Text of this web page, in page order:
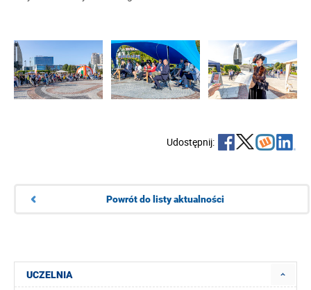
Udostępnij:
Powrót do listy aktualności
UCZELNIA